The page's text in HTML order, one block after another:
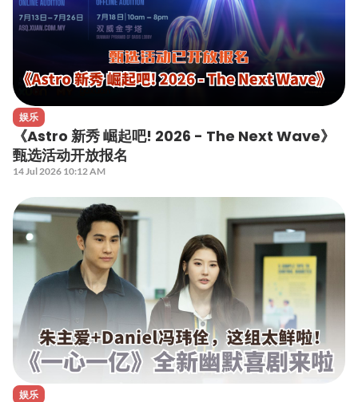
娱乐
《Astro 新秀 崛起吧! 2026 - The Next Wave》
甄选活动开放报名
14 Jul 2026 10:12 AM
娱乐